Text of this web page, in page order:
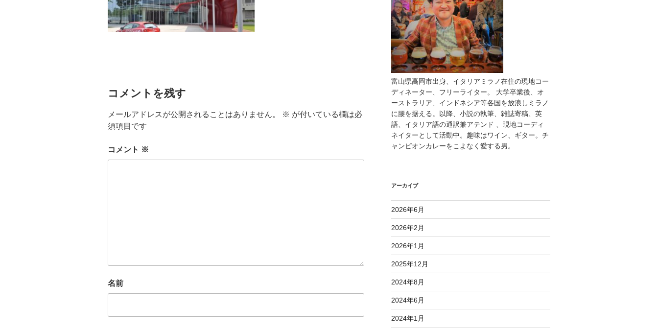
コメントを残す
メールアドレスが公開されることはありません。 ※ が付いている欄は必
須項目です
コメント ※
名前
富山県高岡市出身、イタリアミラノ在住の現地コー
ディネーター、フリーライター。 大学卒業後、オ
ーストラリア、インドネシア等各国を放浪しミラノ
に腰を据える。以降、小説の執筆、雑誌寄稿、英
語、イタリア語の通訳兼アテンド 、現地コーディ
ネイターとして活動中。趣味はワイン、ギター。チ
ャンピオンカレーをこよなく愛する男。
アーカイブ
2026年6月
2026年2月
2026年1月
2025年12月
2024年8月
2024年6月
2024年1月